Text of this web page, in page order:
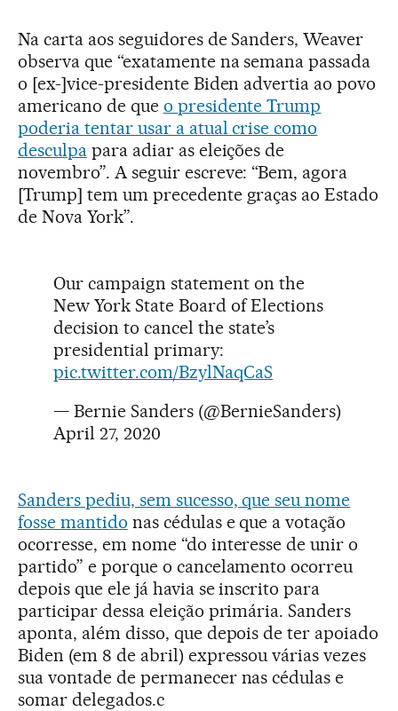
Na carta aos seguidores de Sanders, Weaver
observa que “exatamente na semana passada
o [ex-]vice-presidente Biden advertia ao povo
americano de que o presidente Trump
poderia tentar usar a atual crise como
desculpapara adiar as eleições de
novembro”. A seguir escreve: “Bem, agora
[Trump] tem um precedente graças ao Estado
de Nova York”.
Our campaign statement on the
New York State Board of Elections
decision to cancel the state’s
presidential primary:
pic.twitter.com/BzylNaqCaS
— Bernie Sanders (@BernieSanders)
April 27, 2020
Sanders pediu, sem sucesso, que seu nome
fosse mantido nas cédulas e que a votação
ocorresse, em nome “do interesse de unir o
partido” e porque o cancelamento ocorreu
depois que ele já havia se inscrito para
participar dessa eleição primária. Sanders
aponta, além disso, que depois de ter apoiado
Biden (em 8 de abril) expressou várias vezes
sua vontade de permanecer nas cédulas e
somar delegados.c